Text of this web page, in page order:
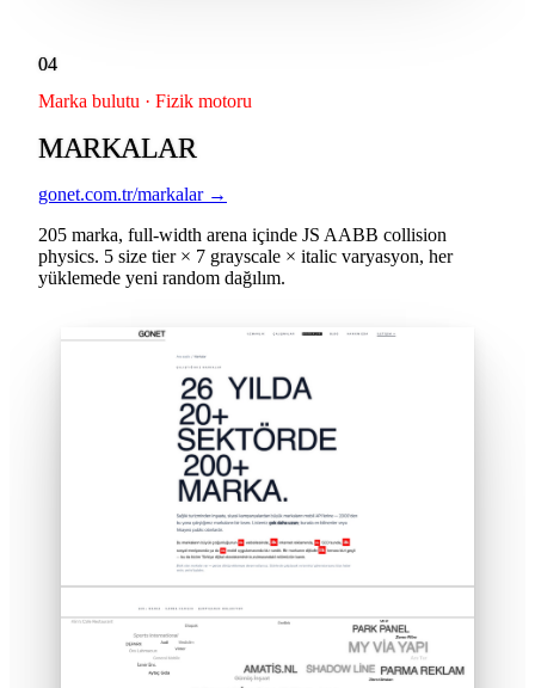
04
Marka bulutu · Fizik motoru
MARKALAR
gonet.com.tr/markalar →
205 marka, full-width arena içinde JS AABB collision
physics. 5 size tier × 7 grayscale × italic varyasyon, her
yüklemede yeni random dağılım.